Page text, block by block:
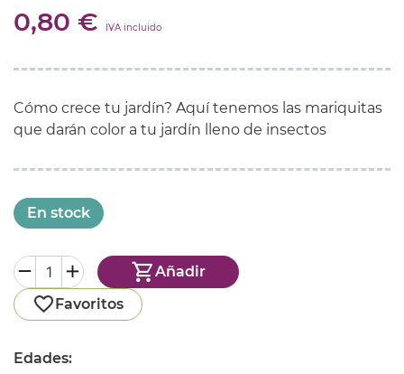
0,80 € IVA incluido
Cómo crece tu jardín? Aquí tenemos las mariquitas
que darán color a tu jardín lleno de insectos
En stock
Añadir
Favoritos
Edades: